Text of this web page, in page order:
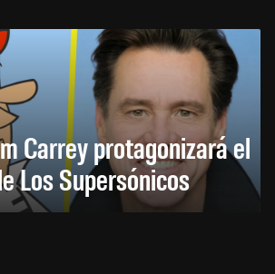
Carrey protagonizará el
Los Supersónicos